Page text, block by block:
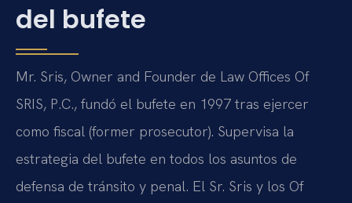
del bufete
Mr. Sris, Owner and Founder de Law Offices Of
SRIS, P.C., fundó el bufete en 1997 tras ejercer
como fiscal (former prosecutor). Supervisa la
estrategia del bufete en todos los asuntos de
defensa de tránsito y penal. El Sr. Sris y los Of